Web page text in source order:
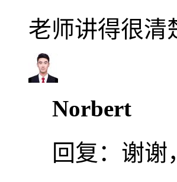
老师讲得很清
Norbert
回复： 谢谢